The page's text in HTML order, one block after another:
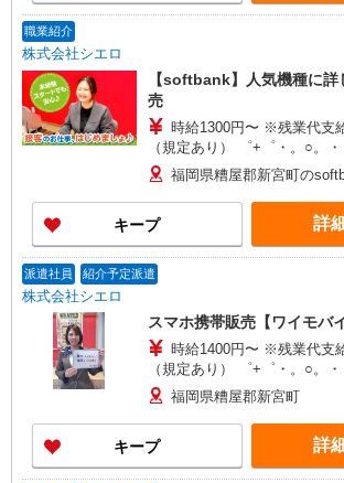
職業紹介
株式会社シエロ
【softbank】人気機種に詳
売
時給1300円〜 ※残業代支
（規定あり） ゜+゜・。○。・゜+゜・。○。・゜
+゜ 入社祝い金10万円支給(規定有) お友
頂くと, インセンティブ支給(規定有) ★
い・週払い可能（規程有）★
+゜・。○。・゜+゜
福岡県糟屋郡新宮町の
キープ 詳
派遣社員 紹介予定派遣
株式会社シエロ
スマホ携帯販売【ワイモバイ
時給1400円〜 ※残業代支
（規定あり） ゜+゜・。○。・゜+゜・。○。・゜
+゜ 入社祝い金10万円支給(規定有) お友達
頂くと, インセンティブ支給(規定有) ★
い・週払い可能（規程有）★
+゜・。○。・゜+゜
福岡県糟屋郡新宮町
キープ 詳